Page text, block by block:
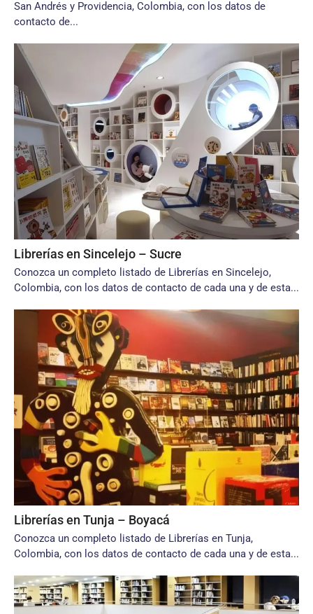
San Andrés y Providencia, Colombia, con los datos de
contacto de...
Librerías en Sincelejo – Sucre
Conozca un completo listado de Librerías en Sincelejo,
Colombia, con los datos de contacto de cada una y de esta...
Librerías en Tunja – Boyacá
Conozca un completo listado de Librerías en Tunja,
Colombia, con los datos de contacto de cada una y de esta...